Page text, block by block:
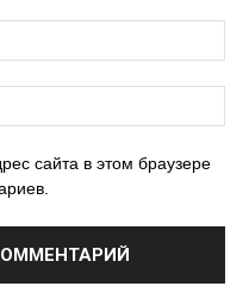
сайта в этом браузере